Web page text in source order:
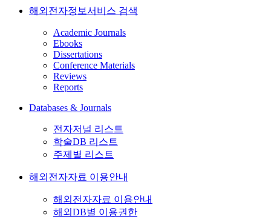
해외전자정보서비스 검색
Academic Journals
Ebooks
Dissertations
Conference Materials
Reviews
Reports
Databases & Journals
전자저널 리스트
학술DB 리스트
주제별 리스트
해외전자자료 이용안내
해외전자자료 이용안내
해외DB별 이용권한